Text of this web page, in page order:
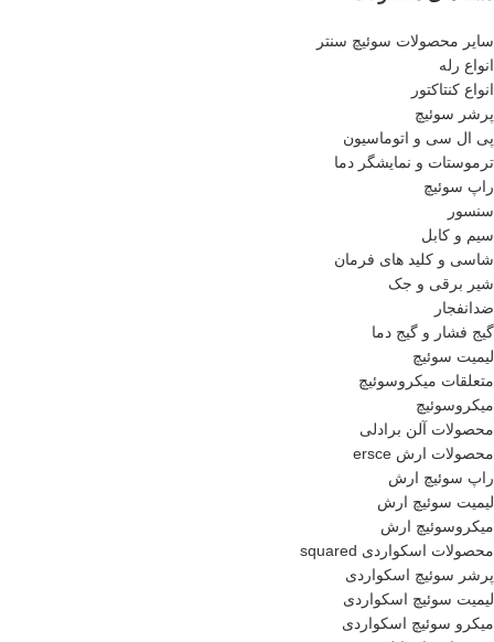
سایر محصولات سوئیچ سنتر
انواع رله
انواع کنتاکتور
پرشر سوئیچ
پی ال سی و اتوماسیون
ترموستات و نمایشگر دما
راپ سوئیچ
سنسور
سیم و کابل
شاسی و کلید های فرمان
شیر برقی و جک
ضدانفجار
گیج فشار و گیج دما
لیمیت سوئیچ
متعلقات میکروسوئیچ
میکروسوئیچ
محصولات آلن برادلی
محصولات ارش ersce
راپ سوئیچ ارش
لیمیت سوئیچ ارش
میکروسوئیچ ارش
محصولات اسکواردی squared
پرشر سوئیچ اسکواردی
لیمیت سوئیچ اسکواردی
میکرو سوئیچ اسکواردی